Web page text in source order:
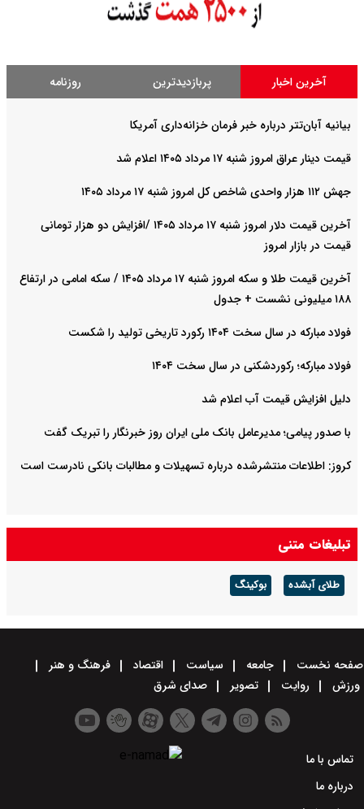
آخرین اخبار پربازدیدترین روزنامه
بیانیه آبان‌تتر درباره خبر فرمان خزانه‌داری آمریکا
قیمت دینار عراق امروز شنبه ۱۷ مرداد ۱۴۰۵ اعلام شد
جهش ۱۱۲ هزار واحدی شاخص کل امروز شنبه ۱۷ مرداد ۱۴۰۵
آخرین قیمت دلار امروز شنبه ۱۷ مرداد ۱۴۰۵ /افزایش دو هزار تومانی
قیمت در بازار امروز
آخرین قیمت طلا و سکه امروز شنبه ۱۷ مرداد ۱۴۰۵ / سکه امامی در ارتفاع
۱۸۸ میلیونی نشست + جدول
فولاد مبارکه در سال سخت ۱۴۰۴ رکورد تاریخی تولید را شکست
فولاد مبارکه؛ رکوردشکنی در سال سخت ۱۴۰۴
دلیل افزایش قیمت آب اعلام شد
با صدور پیامی؛ مدیرعامل بانک ملی ایران روز خبرنگار را تبریک گفت
کروز: اطلاعات منتشرشده درباره تسهیلات و مطالبات بانکی نادرست است
تبلیغات متنی
طلای آبشده بوکینگ
صفحه نخست جامعه سیاست اقتصاد
فرهنگ و هنر
ورزش
روایت تصویر صدای شرق
تماس با ما
درباره ما